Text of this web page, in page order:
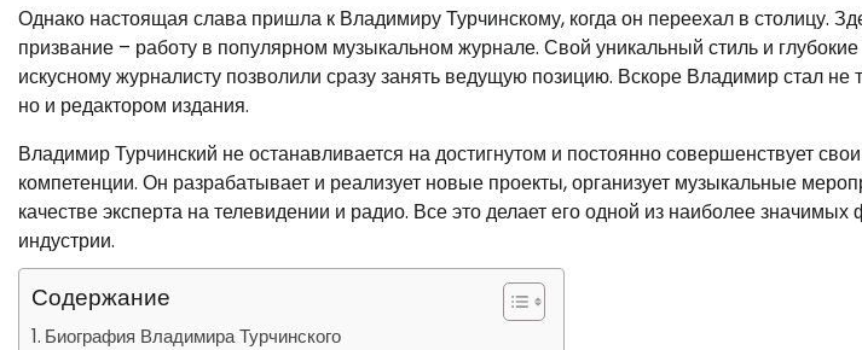
Однако настоящая слава пришла к Владимиру Турчинскому, когда он переехал в столицу.
призвание – работу в популярном музыкальном журнале. Свой уникальный стиль и
искусному журналисту позволили сразу занять ведущую позицию. Вскоре Владимир стал не
но и редактором издания.
Владимир Турчинский не останавливается на достигнутом и постоянно совершенствует
компетенции. Он разрабатывает и реализует новые проекты, организует музыкальные
качестве эксперта на телевидении и радио. Все это делает его одной из наиболее
индустрии.
Содержание
Биография Владимира Турчинского